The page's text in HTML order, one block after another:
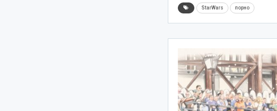
StarWars порно